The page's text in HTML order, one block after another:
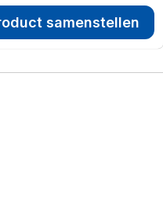
samenstellen